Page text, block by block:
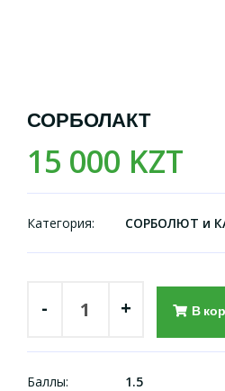
СОРБОЛАКТ
15 000 KZT
Категория: СОРБОЛЮТ и
- + В
Баллы: 1.5